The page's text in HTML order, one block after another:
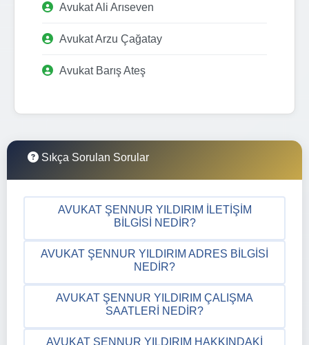
Avukat Ali Arıseven
Avukat Arzu Çağatay
Avukat Barış Ateş
Sıkça Sorulan Sorular
AVUKAT ŞENNUR YILDIRIM İLETIŞIM
BILGISI NEDIR?
AVUKAT ŞENNUR YILDIRIM ADRES BILGISI
NEDIR?
AVUKAT ŞENNUR YILDIRIM ÇALIŞMA
SAATLERI NEDIR?
AVUKAT ŞENNUR YILDIRIM HAKKINDAKI